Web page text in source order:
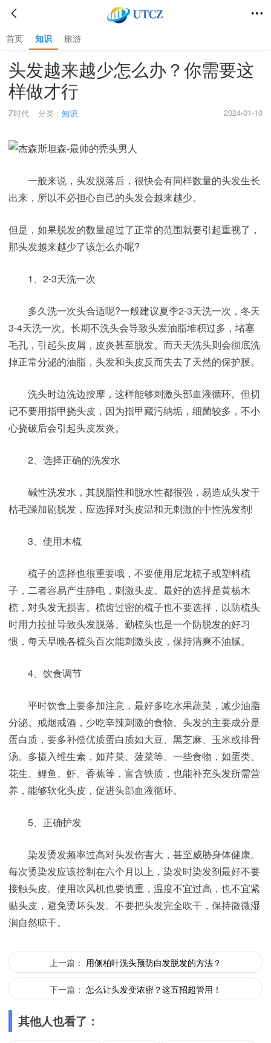
首页 知识 旅游
首页 知识>
头发越来越少怎么办？你需要这
样做才行
Z时代 2024-01-10
分类： 知识
一般来说，头发脱落后，很快会有同样数量的头发生长
出来，所以不必担心自己的头发会越来越少。
但是，如果脱发的数量超过了正常的范围就要引起重视了，
那头发越来越少了该怎么办呢?
1、2-3天洗一次
多久洗一次头合适呢?一般建议夏季2-3天洗一次，冬天
3-4天洗一次。长期不洗头会导致头发油脂堆积过多，堵塞
毛孔，引起头皮屑，皮炎甚至脱发。而天天洗头则会彻底洗
掉正常分泌的油脂，头发和头皮反而失去了天然的保护膜。
洗头时边洗边按摩，这样能够刺激头部血液循环。但切
记不要用指甲挠头皮，因为指甲藏污纳垢，细菌较多，不小
心挠破后会引起头皮发炎。
2、选择正确的洗发水
碱性洗发水，其脱脂性和脱水性都很强，易造成头发干
枯毛躁加剧脱发，应选择对头皮温和无刺激的中性洗发剂!
3、使用木梳
梳子的选择也很重要哦，不要使用尼龙梳子或塑料梳
子，二者容易产生静电，刺激头皮。最好的选择是黄杨木
梳，对头发无损害。梳齿过密的梳子也不要选择，以防梳头
时用力拉扯导致头发脱落。勤梳头也是一个防脱发的好习
惯，每天早晚各梳头百次能刺激头皮，保持清爽不油腻。
4、饮食调节
平时饮食上要多加注意，最好多吃水果蔬菜，减少油脂
分泌。戒烟戒酒，少吃辛辣刺激的食物。头发的主要成分是
蛋白质，要多补偿优质蛋白质如大豆、黑芝麻、玉米或排骨
汤。多摄入维生素，如芹菜、菠菜等。一些食物，如蛋类、
花生、鲤鱼、虾、香蕉等，富含铁质，也能补充头发所需营
养，能够软化头皮，促进头部血液循环。
5、正确护发
染发烫发频率过高对头发伤害大，甚至威胁身体健康。
每次烫染发应该控制在六个月以上，染发时染发剂最好不要
接触头皮。使用吹风机也要慎重，温度不宜过高，也不宜紧
贴头皮，避免烫坏头发。不要把头发完全吹干，保持微微湿
润自然晾干。
上一篇： 用侧柏叶洗头预防白发脱发的方法？
下一篇： 怎么让头发变浓密？这五招超管用！
其他人也看了：